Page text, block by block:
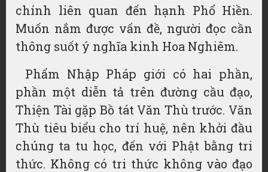
chính liên quan đến hạnh Phổ Hiền.
Muốn nắm được vấn đề, người đọc cần
thông suốt ý nghĩa kinh Hoa Nghiêm.
Phẩm Nhập Pháp giới có hai phần,
phần một diễn tả trên đường cầu đạo,
Thiện Tài gặp Bồ tát Văn Thù trước. Văn
Thù tiêu biểu cho trí huệ, nên khởi đầu
chúng ta tu học, đến với Phật bằng tri
thức. Không có tri thức không vào đạo